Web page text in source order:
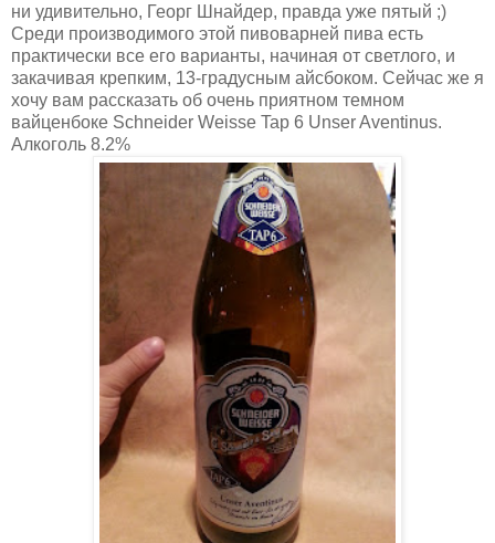
ни удивительно, Георг Шнайдер, правда уже пятый ;)
Среди производимого этой пивоварней пива есть
практически все его варианты, начиная от светлого, и
закачивая крепким, 13-градусным айсбоком. Сейчас же я
хочу вам рассказать об очень приятном темном
вайценбоке Schneider Weisse Tap 6 Unser Aventinus.
Алкоголь 8.2%